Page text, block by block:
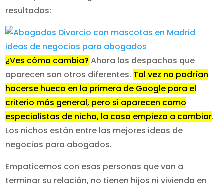
resultados:
¿Ves cómo cambia? Ahora los despachos que
aparecen son otros diferentes. Tal vez no podrían
hacerse hueco en la primera de Google para el
criterio más general, pero si aparecen como
especialistas de nicho, la cosa empieza a cambiar.
Los nichos están entre las mejores ideas de
negocios para abogados.
Empaticemos con esas personas que van a
terminar su relación, no tienen hijos ni vivienda en